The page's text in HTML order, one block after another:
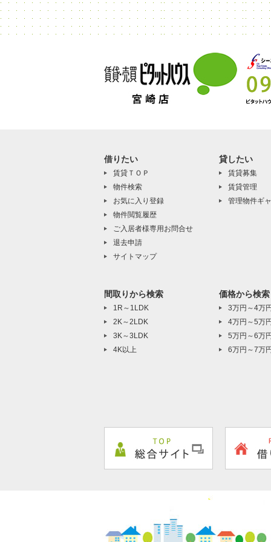
借りたい
賃貸ＴＯＰ
物件検索
お気に入り登録
物件閲覧履歴
ご入居者様専用お問合せ
退去申請
サイトマップ
貸したい
賃貸募集
賃貸管理
管理物件ギ
間取りから検索
1R～1LDK
2K～2LDK
3K～3LDK
4K以上
価格から検索
3万円～4万
4万円～5万
5万円～6万
6万円～7万